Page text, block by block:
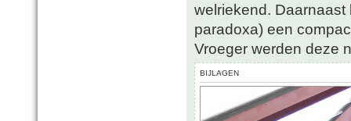
welriekend.
paradoxa) een
Vroeger werden deze
BIJLAGEN